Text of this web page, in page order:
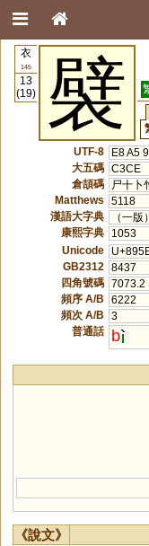
衣
145
13
(19)
襞
UTF-8
E8 A5
大五碼 C3CE
倉頡碼
尸十卜
Matthews
5118
漢語大字典
（一
康熙字典
1053
Unicode
GB2312
8437
四角號碼 7073.2
頻序 A/B
6222
頻次 A/B
3
普通話
b
《說文》